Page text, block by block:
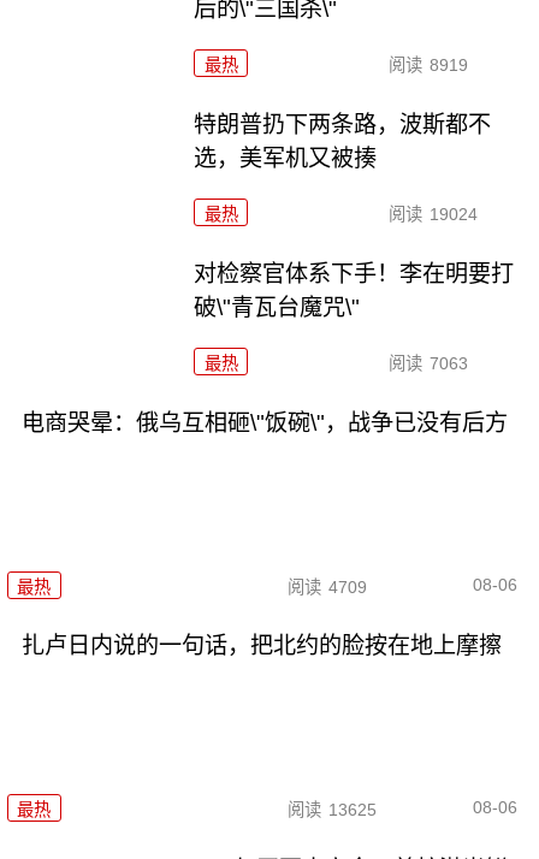
后的\"三国杀\"
最热 阅读 8919
特朗普扔下两条路，波斯都不
选，美军机又被揍
最热 阅读 19024
对检察官体系下手！李在明要打
破\"青瓦台魔咒\"
最热 阅读 7063
电商哭晕：俄乌互相砸\"饭碗\"，战争已没有后方
最热 阅读 4709 08-06
扎卢日内说的一句话，把北约的脸按在地上摩擦
最热 阅读 13625 08-06